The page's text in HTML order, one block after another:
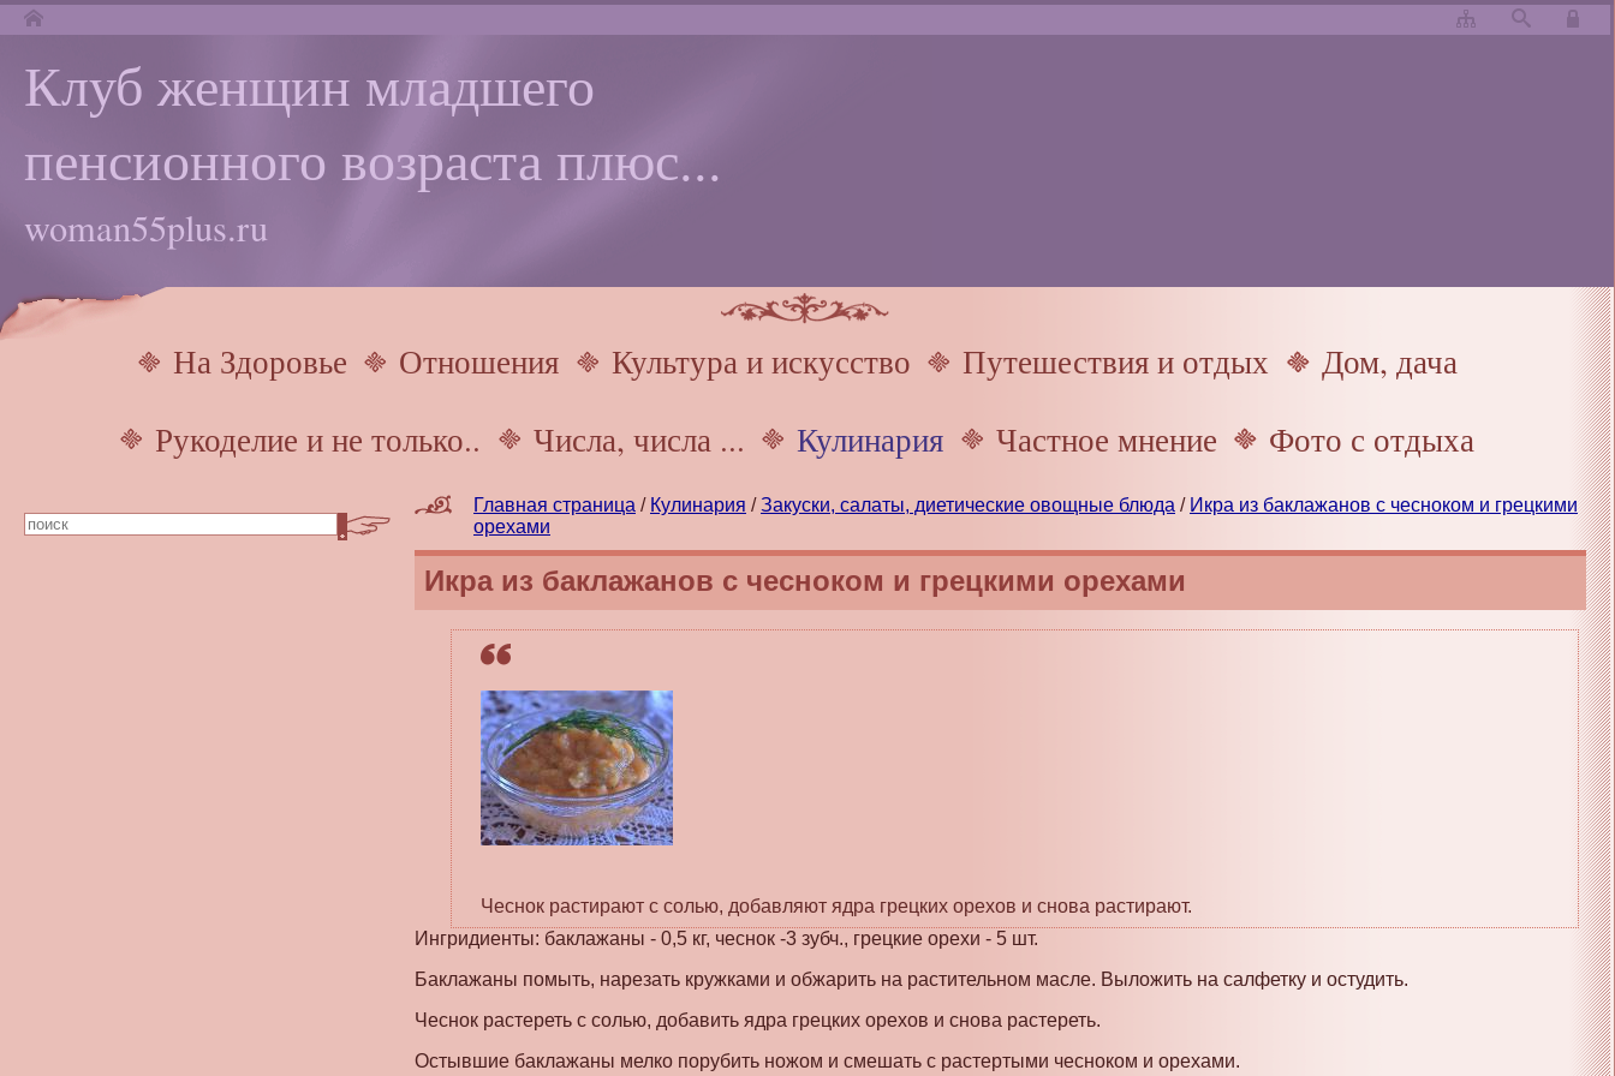
Клуб женщин младшего
пенсионного возраста плюс...
woman55plus.ru
На Здоровье Отношения Культура и искусство Путешествия и отдых
Дом, дача
Рукоделие и не только..
Числа, числа ... Кулинария Частное мнение Фото с отдыха
Главная страница / Кулинария /Закуски, салаты, диетические овощные блюда / Икра из баклажанов с чесноком и грецкими
орехами
Икра из баклажанов с чесноком и грецкими орехами
Чеснок растирают с солью, добавляют ядра грецких орехов и снова растирают.
Ингридиенты: баклажаны - 0,5 кг, чеснок -3 зубч., грецкие орехи - 5 шт.
Баклажаны помыть, нарезать кружками и обжарить на растительном масле. Выложить на салфетку и остудить.
Чеснок растереть с солью, добавить ядра грецких орехов и снова растереть.
Остывшие баклажаны мелко порубить ножом и смешать с растертыми чесноком и орехами.